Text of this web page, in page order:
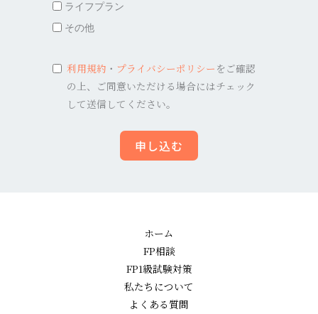
ライフプラン
その他
利用規約 ・ プライバシーポリシー をご確認
の上、ご同意いただける場合にはチェック
して送信してください。
申し込む
ホーム
FP相談
FP1級試験対策
私たちについて
よくある質問